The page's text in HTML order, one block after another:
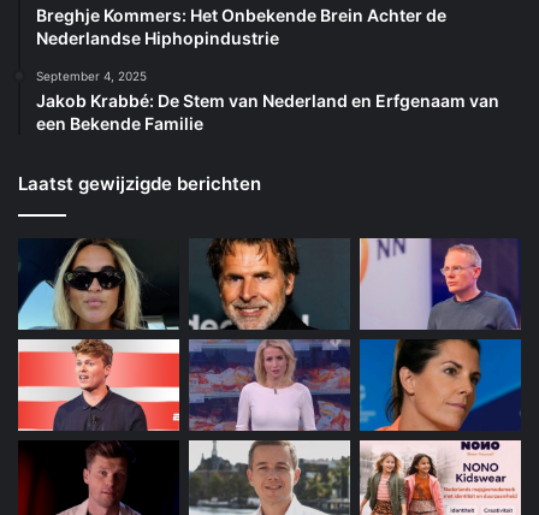
Breghje Kommers: Het Onbekende Brein Achter de
Nederlandse Hiphopindustrie
September 4, 2025
Jakob Krabbé: De Stem van Nederland en Erfgenaam van
een Bekende Familie
Laatst gewijzigde berichten